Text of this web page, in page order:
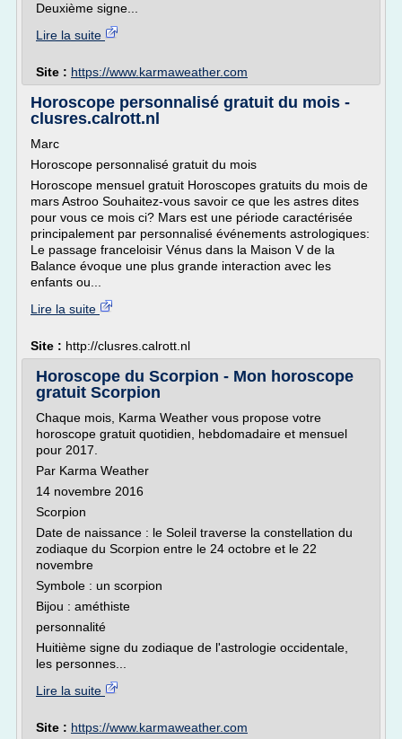
Deuxième signe...
Lire la suite
Site : https://www.karmaweather.com
Horoscope personnalisé gratuit du mois -
clusres.calrott.nl
Marc
Horoscope personnalisé gratuit du mois
Horoscope mensuel gratuit Horoscopes gratuits du mois de
mars Astroo Souhaitez-vous savoir ce que les astres dites
pour vous ce mois ci? Mars est une période caractérisée
principalement par personnalisé événements astrologiques:
Le passage franceloisir Vénus dans la Maison V de la
Balance évoque une plus grande interaction avec les
enfants ou...
Lire la suite
Site : http://clusres.calrott.nl
Horoscope du Scorpion - Mon horoscope
gratuit Scorpion
Chaque mois, Karma Weather vous propose votre
horoscope gratuit quotidien, hebdomadaire et mensuel
pour 2017.
Par Karma Weather
14 novembre 2016
Scorpion
Date de naissance : le Soleil traverse la constellation du
zodiaque du Scorpion entre le 24 octobre et le 22
novembre
Symbole : un scorpion
Bijou : améthiste
personnalité
Huitième signe du zodiaque de l'astrologie occidentale,
les personnes...
Lire la suite
Site : https://www.karmaweather.com